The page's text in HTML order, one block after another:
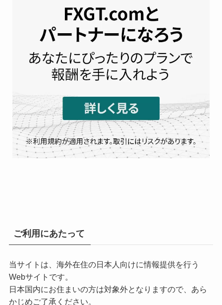
ご利用にあたって
当サイトは、海外在住の日本人向けに情報提供を行う
Webサイトです。
日本国内にお住まいの方は対象外となりますので、あら
かじめご了承ください。